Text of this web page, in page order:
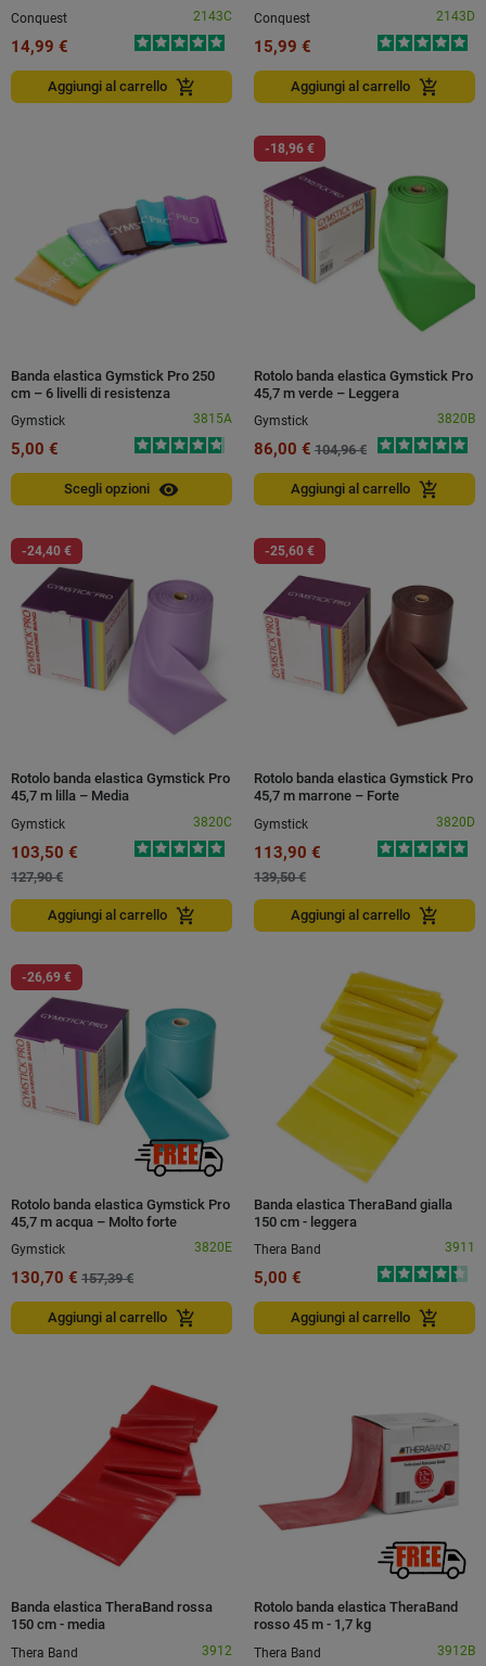
Conquest
2143C
14,99 €
Aggiungi al carrello add_shopping_cart
Conquest
2143D
15,99 €
Aggiungi al carrello add_shopping_cart
Banda elastica Gymstick Pro 250
cm – 6 livelli di resistenza
Gymstick
3815A
5,00 €
Scegli opzioni visibility
-18,96 €
Rotolo banda elastica Gymstick Pro
45,7 m verde – Leggera
Gymstick
3820B
86,00 € 104,96 €
Aggiungi al carrello add_shopping_cart
-24,40 €
Rotolo banda elastica Gymstick Pro
45,7 m lilla – Media
Gymstick
3820C
103,50 €
127,90 €
Aggiungi al carrello add_shopping_cart
-25,60 €
Rotolo banda elastica Gymstick Pro
45,7 m marrone – Forte
Gymstick
3820D
113,90 €
139,50 €
Aggiungi al carrello add_shopping_cart
-26,69 €
Rotolo banda elastica Gymstick Pro
45,7 m acqua – Molto forte
Gymstick
3820E
130,70 € 157,39 €
Aggiungi al carrello add_shopping_cart
Banda elastica TheraBand gialla
150 cm - leggera
Thera Band
3911
5,00 €
Aggiungi al carrello add_shopping_cart
Banda elastica TheraBand rossa
150 cm - media
Thera Band
3912
Rotolo banda elastica TheraBand
rosso 45 m - 1,7 kg
Thera Band
3912B